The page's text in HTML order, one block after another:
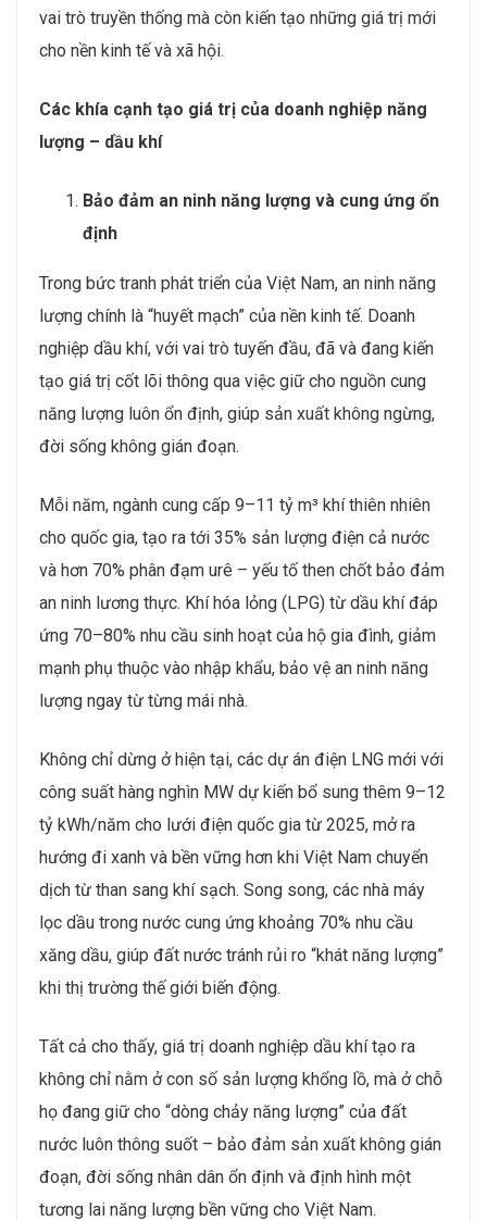
vai trò truyền thống mà còn kiến tạo những giá trị mới
cho nền kinh tế và xã hội.
Các khía cạnh tạo giá trị của doanh nghiệp năng
lượng – dầu khí
Bảo đảm an ninh năng lượng và cung ứng ổn
định
Trong bức tranh phát triển của Việt Nam, an ninh năng
lượng chính là “huyết mạch” của nền kinh tế. Doanh
nghiệp dầu khí, với vai trò tuyến đầu, đã và đang kiến
tạo giá trị cốt lõi thông qua việc giữ cho nguồn cung
năng lượng luôn ổn định, giúp sản xuất không ngừng,
đời sống không gián đoạn.
Mỗi năm, ngành cung cấp 9–11 tỷ m³ khí thiên nhiên
cho quốc gia, tạo ra tới 35% sản lượng điện cả nước
và hơn 70% phân đạm urê – yếu tố then chốt bảo đảm
an ninh lương thực. Khí hóa lỏng (LPG) từ dầu khí đáp
ứng 70–80% nhu cầu sinh hoạt của hộ gia đình, giảm
mạnh phụ thuộc vào nhập khẩu, bảo vệ an ninh năng
lượng ngay từ từng mái nhà.
Không chỉ dừng ở hiện tại, các dự án điện LNG mới với
công suất hàng nghìn MW dự kiến bổ sung thêm 9–12
tỷ kWh/năm cho lưới điện quốc gia từ 2025, mở ra
hướng đi xanh và bền vững hơn khi Việt Nam chuyển
dịch từ than sang khí sạch. Song song, các nhà máy
lọc dầu trong nước cung ứng khoảng 70% nhu cầu
xăng dầu, giúp đất nước tránh rủi ro “khát năng lượng”
khi thị trường thế giới biến động.
Tất cả cho thấy, giá trị doanh nghiệp dầu khí tạo ra
không chỉ nằm ở con số sản lượng khổng lồ, mà ở chỗ
họ đang giữ cho “dòng chảy năng lượng” của đất
nước luôn thông suốt – bảo đảm sản xuất không gián
đoạn, đời sống nhân dân ổn định và định hình một
tương lai năng lượng bền vững cho Việt Nam.